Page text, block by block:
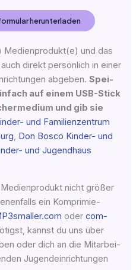
herunterladen
Medienprodukt(e) und das
direkt per­sön­lich in einer
abge­ben.Spei­
auf einem USB-Stick
und gib sie
und Fami­li­en­zen­trum
, Don Bosco Kin­der- und
und Jugend­haus
nicht grö­ßer
ein Kom­pri­mie­
odercom­
kannst du uns über
oder dich an die Mit­ar­bei­
Jugend­ein­rich­tun­gen